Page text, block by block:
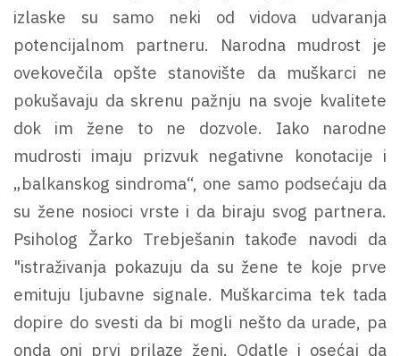
izlaske su samo neki od vidova udvaranja
potencijalnom partneru. Narodna mudrost je
ovekovečila opšte stanovište da muškarci ne
pokušavaju da skrenu pažnju na svoje kvalitete
dok im žene to ne dozvole. Iako narodne
mudrosti imaju prizvuk negativne konotacije i
„balkanskog sindroma“, one samo podsećaju da
su žene nosioci vrste i da biraju svog partnera.
Psiholog Žarko Trebješanin takođe navodi da
"istraživanja pokazuju da su žene te koje prve
emituju ljubavne signale. Muškarcima tek tada
dopire do svesti da bi mogli nešto da urade, pa
onda oni prvi prilaze ženi. Odatle i osećaj da